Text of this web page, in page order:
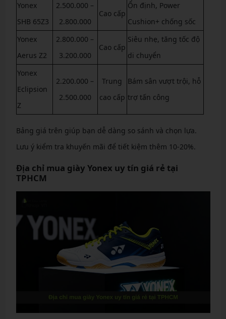
Yonex
SHB 65Z3
2.500.000 –
2.800.000
Cao cấp
Ổn định, Power
Cushion+ chống sốc
Yonex
Aerus Z2
2.800.000 –
3.200.000
Cao cấp
Siêu nhẹ, tăng tốc độ
di chuyển
Yonex
Eclipsion
Z
2.200.000 –
2.500.000
Trung
cao cấp
Bám sân vượt trội, hỗ
trợ tấn công
Bảng giá trên giúp bạn dễ dàng so sánh và chọn lựa.
Lưu ý kiểm tra khuyến mãi để tiết kiệm thêm 10-20%.
Địa chỉ mua giày Yonex uy tín giá rẻ tại
TPHCM